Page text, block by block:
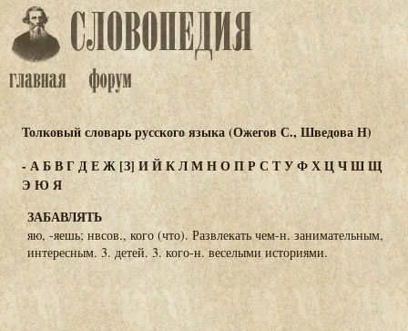
Толковый словарь русского языка (Ожегов С., Шведова Н)
-АБВГДЕЖ [З] ИЙКЛМНОПР С ТУФХЦЧШЩ
Э Ю Я
ЗАБАВЛЯТЬ
яю, -яешь; нвсов., кого (что). Развлекать чем-н. занимательным,
интересным. 3. детей. 3. кого-н. веселыми историями.